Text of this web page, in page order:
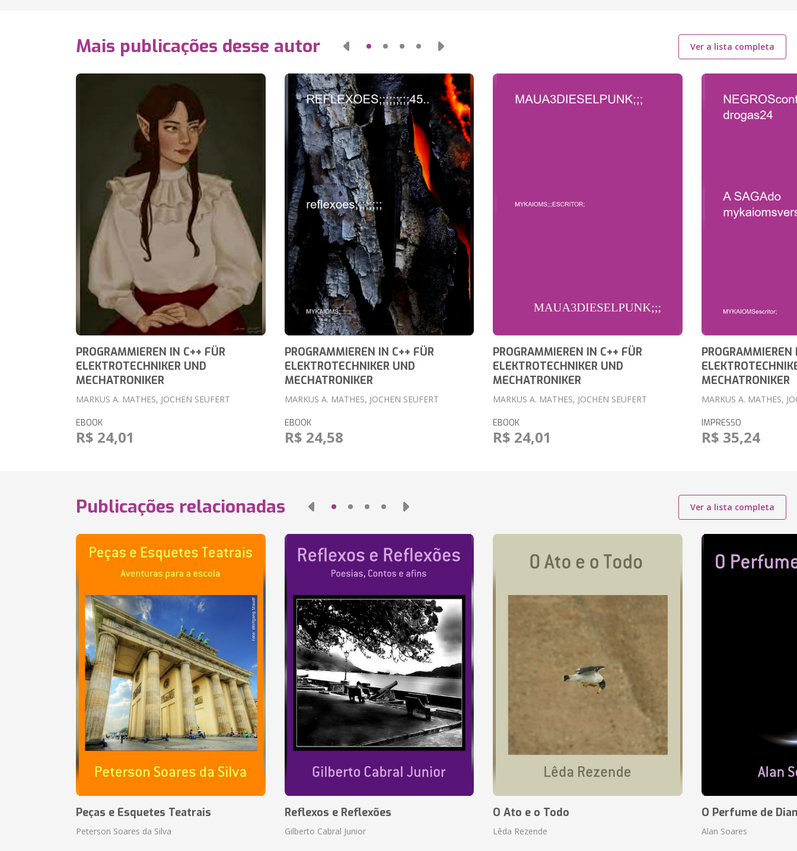
Mais publicações desse autor Ver a lista completa
PROGRAMMIEREN IN C++ FÜR
ELEKTROTECHNIKER UND
MECHATRONIKER
MARKUS A. MATHES, JOCHEN SEUFERT
EBOOK
R$ 24,01
PROGRAMMIEREN IN C++ FÜR
ELEKTROTECHNIKER UND
MECHATRONIKER
MARKUS A. MATHES, JOCHEN SEUFERT
EBOOK
R$ 24,58
PROGRAMMIEREN IN C++ FÜR
ELEKTROTECHNIKER UND
MECHATRONIKER
MARKUS A. MATHES, JOCHEN SEUFERT
EBOOK
R$ 24,01
PROGRAMMIEREN
MECHATRONIKER
MARKUS A. MATHES,
IMPRESSO
R$ 35,24
Publicações relacionadas Ver a lista completa
Peças e Esquetes Teatrais
Peterson Soares da Silva
Reflexos e Reflexões
Gilberto Cabral Junior
O Ato e o Todo
Lêda Rezende
O Perfume de
Alan Soares